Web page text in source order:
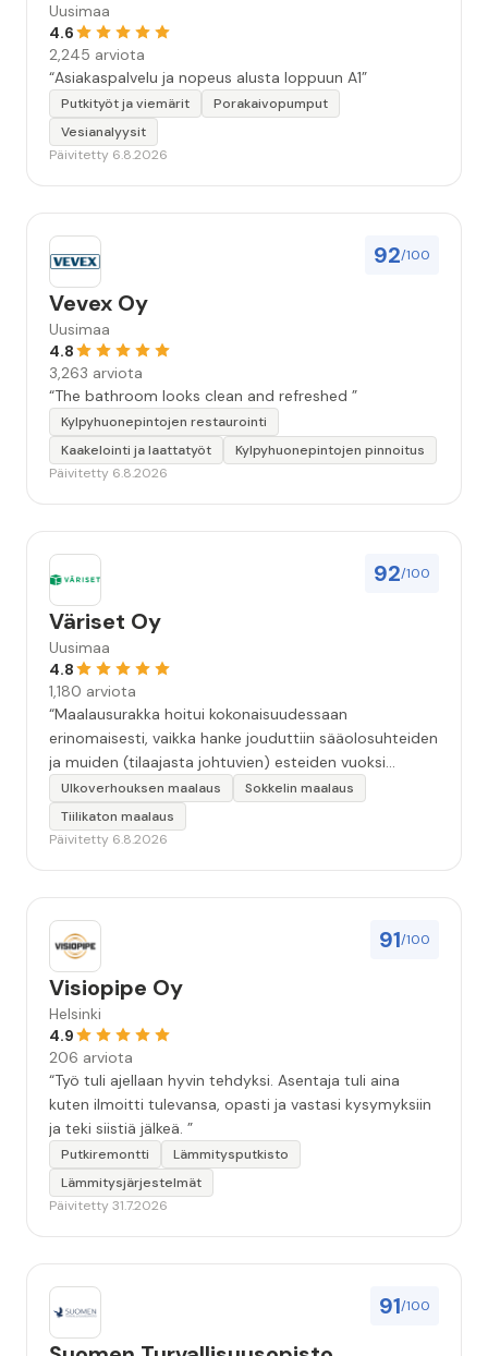
Uusimaa
4.6
2,245 arviota
“Asiakaspalvelu ja nopeus alusta loppuun A1”
Putkityöt ja viemärit
Porakaivopumput
Vesianalyysit
Päivitetty 6.8.2026
92/100
Vevex Oy
Uusimaa
4.8
3,263 arviota
“The bathroom looks clean and refreshed ”
Kylpyhuonepintojen restaurointi
Kaakelointi ja laattatyöt
Kylpyhuonepintojen pinnoitus
Päivitetty 6.8.2026
92/100
Väriset Oy
Uusimaa
4.8
1,180 arviota
“Maalausurakka hoitui kokonaisuudessaan
erinomaisesti, vaikka hanke jouduttiin sääolosuhteiden
ja muiden (tilaajasta johtuvien) esteiden vuoksi
keskeyttämään n. 3 viikoksi. Maalaistulos on oikein
hyvä, yhteydenpito erinomaista, jälkityöt tehtiin
huolellisesti. Suosittelen. Erityiskiitos itse maalareille:
Ulkoverhouksen maalaus
Sokkelin maalaus
Tiilikaton maalaus
Päivitetty 6.8.2026
91/100
Visiopipe Oy
Helsinki
4.9
206 arviota
“Työ tuli ajellaan hyvin tehdyksi. Asentaja tuli aina
kuten ilmoitti tulevansa, opasti ja vastasi kysymyksiin
ja teki siistiä jälkeä. ”
Putkiremontti
Lämmitysputkisto
Lämmitysjärjestelmät
Päivitetty 31.7.2026
91/100